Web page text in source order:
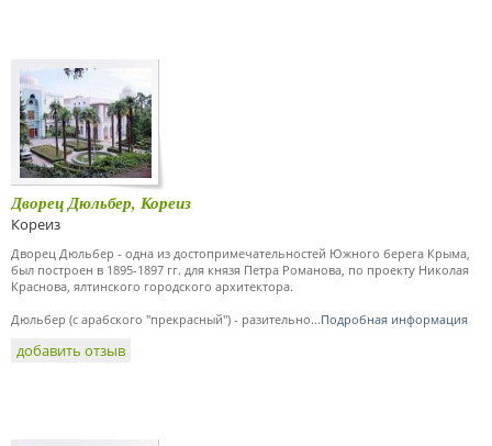
Дворец Дюльбер, Кореиз
Кореиз
Дворец Дюльбер - одна из достопримечательностей Южного берега Крыма,
был построен в 1895-1897 гг. для князя Петра Романова, по проекту Николая
Краснова, ялтинского городского архитектора.
Дюльбер (с арабского "прекрасный") - разительно...Подробная информация
добавить отзыв